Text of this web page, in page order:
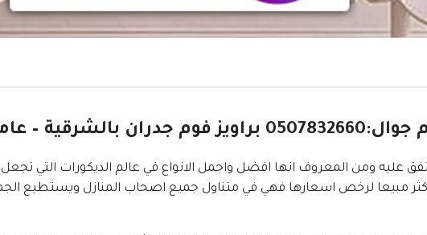
تركيب فوم بالدمام
عليه ومن المعروف انها افضل واجمل الانواع في عالم الديكورات التي تجعل
مبيعا لرخص اسعارها فهي في متناول جميع اصحاب المنازل ويستطيع